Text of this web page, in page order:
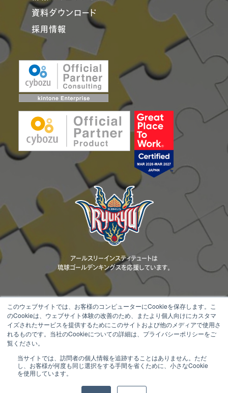
このウェブサイトでは、お客様のコンピューターにCookieを保存します。こ
のCookieは、ウェブサイト体験の改善のため、またより個人向けにカスタマ
イズされたサービスを提供するためにこのサイトおよび他のメディアで使用さ
れるものです。当社のCookieについての詳細は、プライバシーポリシーをご
覧ください。
当サイトでは、訪問者の個人情報を追跡することはありません。ただ
し、お客様が何度も同じ選択をする手間を省くために、小さなCookie
を使用しています。
資料ダウンロード
採用情報
アールスリーインスティテュートは
琉球ゴールデンキングスを応援しています。
当ウェブサイトに掲載されているコンテンツ（文章、画像、動画、ロゴ、デザ
イン等）の著作権は、当社または正当な権利者に帰属します。 無断転載・
複製・改変・配布等を固く禁じます。
Copyright © 2000 - 2026 R3 Institute All Rights Reserved.